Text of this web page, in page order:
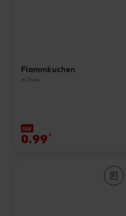
Flammkuchen
je Stück
nur
0.99*